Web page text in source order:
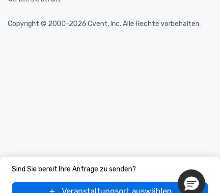
Sind Sie bereit Ihre Anfrage zu senden?
Copyright © 2000-2026 Cvent, Inc. Alle Rechte vorbehalten.